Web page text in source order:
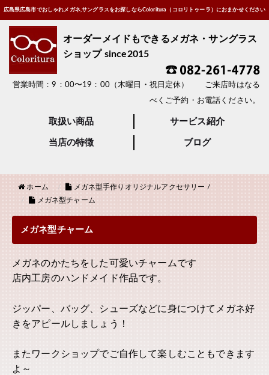
広島県広島市でおしゃれメガネ,サングラスをお探しならColoritura（コロリトゥーラ）におまかせください
オーダーメイドもできるメガネ・サングラス
ショップ since2015
営業時間：9：00〜19：00（木曜日・祝日定休） ご来店時はなる
べくご予約・お電話ください。
取扱い商品 サービス紹介
当店の特徴 ブログ
ホーム メガネ型手作りオリジナルアクセサリー /
メガネ型チャーム
メガネ型チャーム
メガネのかたちをした可愛いチャームです
店内工房のハンドメイド作品です。
ジッパー、バッグ、シューズなどに身につけてメガネ好
きをアピールしましょう！
またワークショップでご自作して楽しむこともできます
よ～